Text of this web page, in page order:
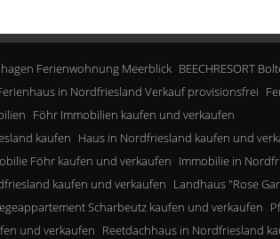
Ferienwohnung Meerblick BEECHRESORT
in Nordfriesland Verkauf provisionsfrei
Föhr Immobilien kaufen und verkaufen
kaufen Haus in Nordfriesland kaufen und
Föhr kaufen und verkaufen Immobilie in
kaufen und verkaufen Landhaus "Rose
Scharbeutz kaufen und verkaufen
und verkaufen Reetdachhaus in Nordfriesland